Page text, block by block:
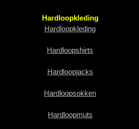
Hardloopkleding
Hardloopkleding
Hardloopshirts
Hardloopjacks
Hardloopsokken
Hardloopmuts